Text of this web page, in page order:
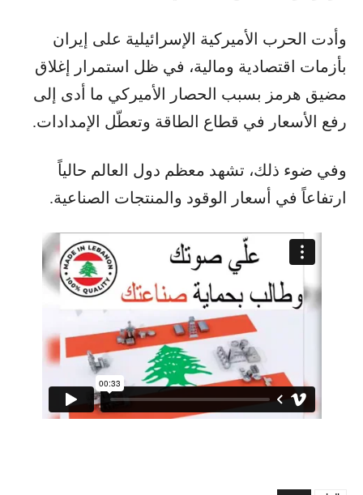
وأدت الحرب الأميركية الإسرائيلية على إيران
بأزمات اقتصادية ومالية، في ظل استمرار إغلاق
مضيق هرمز بسبب الحصار الأميركي ما أدى إلى
رفع الأسعار في قطاع الطاقة وتعطّل الإمدادات.
وفي ضوء ذلك، تشهد معظم دول العالم حالياً
ارتفاعاً في أسعار الوقود والمنتجات الصناعية.